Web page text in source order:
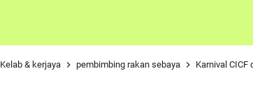
Kelab & kerjaya pembimbing rakan sebaya
Karnival CICF